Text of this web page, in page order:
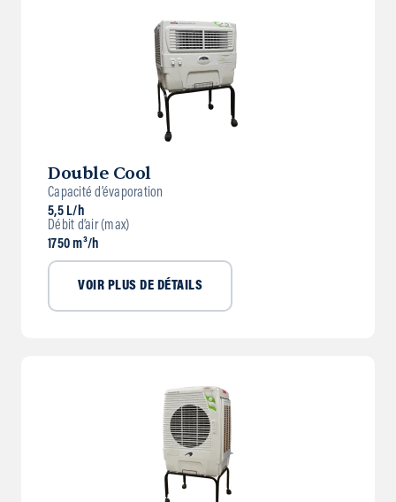
Double Cool
Capacité d’évaporation
5,5 L/h
Débit d’air (max)
1750 m³/h
VOIR PLUS DE DÉTAILS